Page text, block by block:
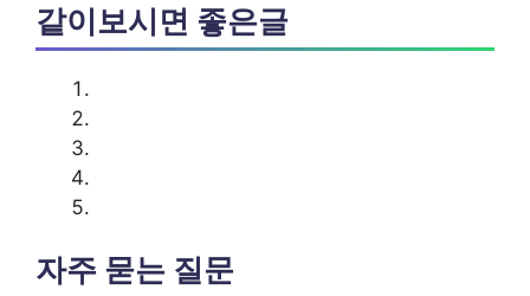
같이보시면 좋은글
자주 묻는 질문